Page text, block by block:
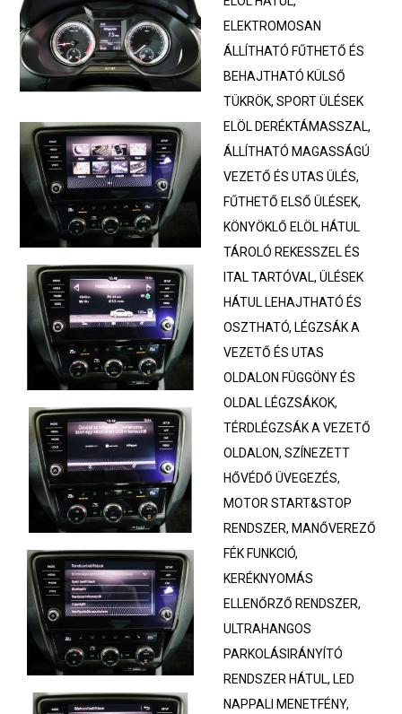
ELEKTROMOSAN
ÁLLÍTHATÓ FŰTHETŐ ÉS
BEHAJTHATÓ KÜLSŐ
TÜKRÖK, SPORT ÜLÉSEK
ELÖL DERÉKTÁMASSZAL,
ÁLLÍTHATÓ MAGASSÁGÚ
VEZETŐ ÉS UTAS ÜLÉS,
FŰTHETŐ ELSŐ ÜLÉSEK,
KÖNYÖKLŐ ELÖL HÁTUL
TÁROLÓ REKESSZEL ÉS
ITAL TARTÓVAL, ÜLÉSEK
HÁTUL LEHAJTHATÓ ÉS
OSZTHATÓ, LÉGZSÁK A
VEZETŐ ÉS UTAS
OLDALON FÜGGÖNY ÉS
OLDAL LÉGZSÁKOK,
TÉRDLÉGZSÁK A VEZETŐ
OLDALON, SZÍNEZETT
HŐVÉDŐ ÜVEGEZÉS,
MOTOR START&STOP
RENDSZER, MANŐVEREZŐ
FÉK FUNKCIÓ,
KERÉKNYOMÁS
ELLENŐRZŐ RENDSZER,
ULTRAHANGOS
PARKOLÁSIRÁNYÍTÓ
RENDSZER HÁTUL, LED
NAPPALI MENETFÉNY,